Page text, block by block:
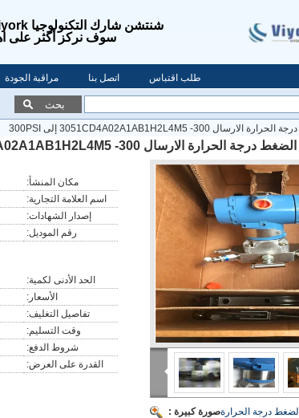
شنتشن شارك التكنولوجيا viyork. ، المحدودة
سوف نركز أكثر على
مراقبة الجودة اتصل بنا طلب اقتباس
بحث
صورة كبيرة :المهنية Rosemount الضغط درجة الحرارة
مكان المنشأ:
اسم العلامة التجارية:
إصدار الشهادات:
رقم الموديل:
الحد الأدنى لكمية:
الأسعار:
تفاصيل التغليف:
وقت التسليم:
شروط الدفع:
القدرة على العرض: